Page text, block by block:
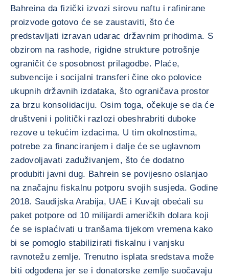
Bahreina da fizički izvozi sirovu naftu i rafinirane
proizvode gotovo će se zaustaviti, što će
predstavljati izravan udarac državnim prihodima. S
obzirom na rashode, rigidne strukture potrošnje
ograničit će sposobnost prilagodbe. Plaće,
subvencije i socijalni transferi čine oko polovice
ukupnih državnih izdataka, što ograničava prostor
za brzu konsolidaciju. Osim toga, očekuje se da će
društveni i politički razlozi obeshrabriti duboke
rezove u tekućim izdacima. U tim okolnostima,
potrebe za financiranjem i dalje će se uglavnom
zadovoljavati zaduživanjem, što će dodatno
produbiti javni dug. Bahrein se povijesno oslanjao
na značajnu fiskalnu potporu svojih susjeda. Godine
2018. Saudijska Arabija, UAE i Kuvajt obećali su
paket potpore od 10 milijardi američkih dolara koji
će se isplaćivati u tranšama tijekom vremena kako
bi se pomoglo stabilizirati fiskalnu i vanjsku
ravnotežu zemlje. Trenutno isplata sredstava može
biti odgođena jer se i donatorske zemlje suočavaju